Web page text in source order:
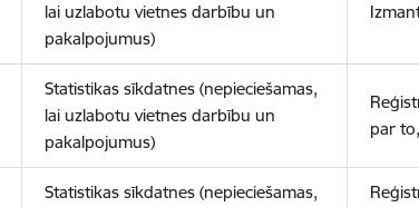
lai uzlabotu vietnes darbību un
pakalpojumus)
Statistikas sīkdatnes (nepieciešamas,
lai uzlabotu vietnes darbību un
pakalpojumus)
par
Statistikas sīkdatnes (nepieciešamas,